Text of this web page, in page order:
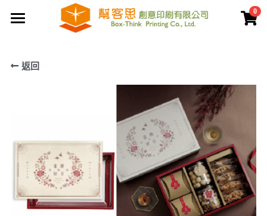
0
關於幫客思
結構設計打樣中心
彩盒包裝
客製提袋
陳列架包裝
服務案例
價格專區
檔案上傳區
返回
×
商品分類
夾鏈袋
公版天地盒
公版手提盒
公版掀蓋盒